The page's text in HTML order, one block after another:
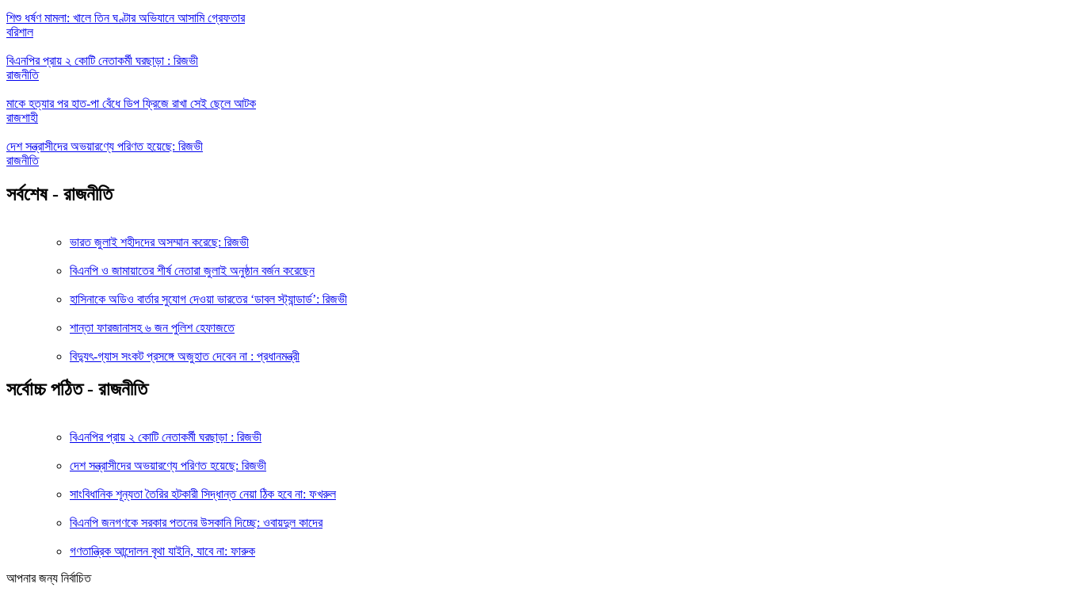
শিশু ধর্ষণ মামলা: খালে তিন ঘণ্টার অভিযানে আসামি গ্রেফতার
বরিশাল
বিএনপির প্রায় ২ কোটি নেতাকর্মী ঘরছাড়া : রিজভী
রাজনীতি
মাকে হত্যার পর হাত-পা বেঁধে ডিপ ফ্রিজে রাখা সেই ছেলে আটক
রাজশাহী
দেশ সন্ত্রাসীদের অভয়ারণ্যে পরিণত হয়েছে: রিজভী
রাজনীতি
সর্বশেষ - রাজনীতি
ভারত জুলাই শহীদদের অসম্মান করেছে: রিজভী
বিএনপি ও জামায়াতের শীর্ষ নেতারা জুলাই অনুষ্ঠান বর্জন করেছেন
হাসিনাকে অডিও বার্তার সুযোগ দেওয়া ভারতের ‘ডাবল স্ট্যান্ডার্ড’: রিজভী
শান্তা ফারজানাসহ ৬ জন পুলিশ হেফাজতে
বিদ্যুৎ-গ্যাস সংকট প্রসঙ্গে অজুহাত দেবেন না : প্রধানমন্ত্রী
সর্বোচ্চ পঠিত - রাজনীতি
বিএনপির প্রায় ২ কোটি নেতাকর্মী ঘরছাড়া : রিজভী
দেশ সন্ত্রাসীদের অভয়ারণ্যে পরিণত হয়েছে: রিজভী
সাংবিধানিক শূন্যতা তৈরির হটকারী সিদ্ধান্ত নেয়া ঠিক হবে না: ফখরুল
বিএনপি জনগণকে সরকার পতনের উসকানি দিচ্ছে: ওবায়দুল কাদের
গণতান্ত্রিক আন্দোলন বৃথা যাইনি, যাবে না: ফারুক
আপনার জন্য নির্বাচিত